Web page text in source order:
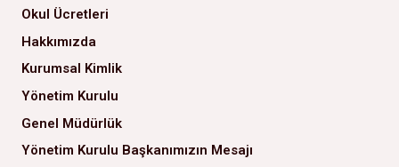
Okul Ücretleri
Hakkımızda
Kurumsal Kimlik
Yönetim Kurulu
Genel Müdürlük
Yönetim Kurulu Başkanımızın Mesajı